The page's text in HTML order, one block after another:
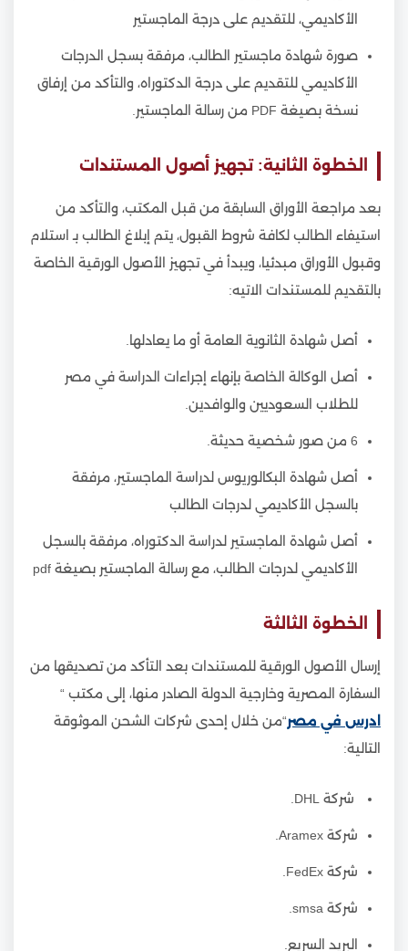
الأكاديمي، للتقديم على درجة الماجستير
صورة شهادة ماجستير الطالب، مرفقة بسجل الدرجات
الأكاديمي للتقديم على درجة الدكتوراه، والتأكد من إرفاق
نسخة بصيغة PDF من رسالة الماجستير.
الخطوة الثانية: تجهيز أصول المستندات
بعد مراجعة الأوراق السابقة من قبل المكتب، والتأكد من
استيفاء الطالب لكافة شروط القبول، يتم إبلاغ الطالب بـ استلام
وقبول الأوراق مبدئيا، ويبدأ في تجهيز الأصول الورقية الخاصة
بالتقديم للمستندات الاتيه:
أصل شهادة الثانوية العامة أو ما يعادلها.
أصل الوكالة الخاصة بإنهاء إجراءات الدراسة في مصر
للطلاب السعوديين والوافدين.
6 من صور شخصية حديثة.
أصل شهادة البكالوريوس لدراسة الماجستير، مرفقة
بالسجل الأكاديمي لدرجات الطالب
أصل شهادة الماجستير لدراسة الدكتوراه، مرفقة بالسجل
الأكاديمي لدرجات الطالب، مع رسالة الماجستير بصيغة pdf
الخطوة الثالثة
إرسال الأصول الورقية للمستندات بعد التأكد من تصديقها من
السفارة المصرية وخارجية الدولة الصادر منها، إلى مكتب “
ادرس في مصر“من خلال إحدى شركات الشحن الموثوقة
التالية:
شركة DHL.
شركة Aramex.
شركة FedEx.
شركة smsa.
البريد السريع.